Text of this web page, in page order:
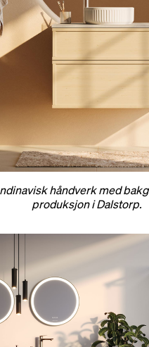
håndverk med
produksjon i Dalstorp.